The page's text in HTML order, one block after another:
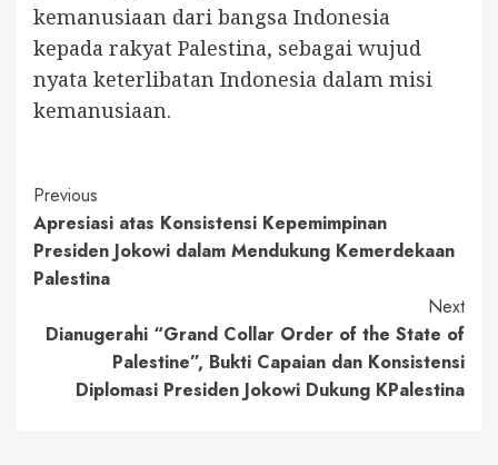
kemanusiaan dari bangsa Indonesia
kepada rakyat Palestina, sebagai wujud
nyata keterlibatan Indonesia dalam misi
kemanusiaan.
Continue
Reading
Previous
Apresiasi atas Konsistensi Kepemimpinan
Presiden Jokowi dalam Mendukung Kemerdekaan
Palestina
Next
Dianugerahi “Grand Collar Order of the State of
Palestine”, Bukti Capaian dan Konsistensi
Diplomasi Presiden Jokowi Dukung KPalestina